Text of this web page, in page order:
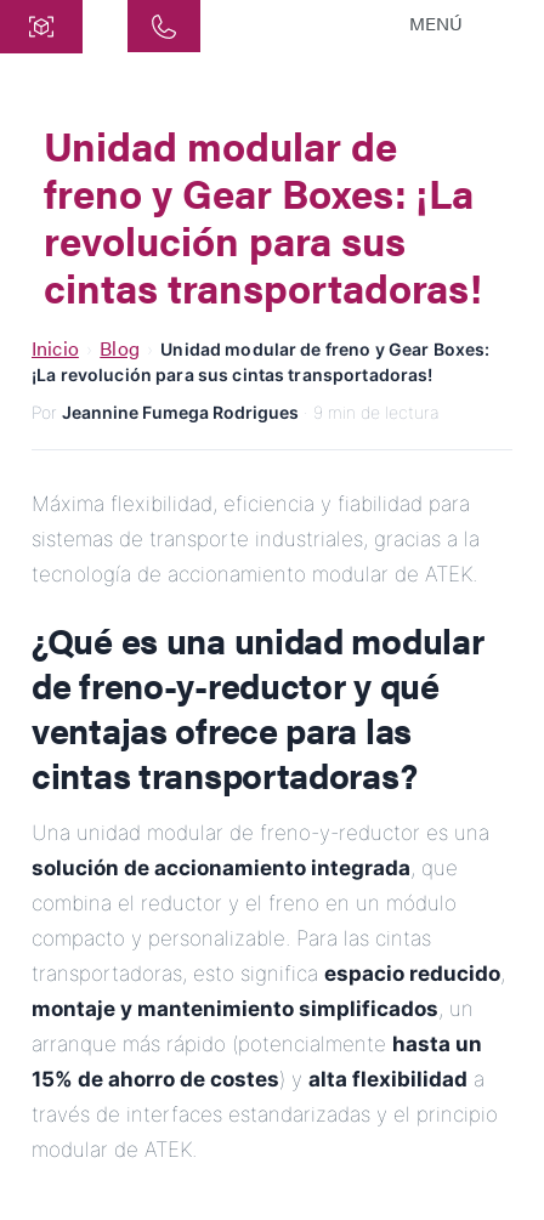
Siemensstraße 47
25462 Rellingen
info@atek.de
+49 4101 7953-0
Abrir Chat
Nombre de la Empresa
Correo Electrónico
Dirección
Mensaje
Enviar Mensaje
MENÚ
Unidad modular de
freno y Gear Boxes: ¡La
revolución para sus
cintas transportadoras!
Inicio Blog
Unidad modular de freno y Gear Boxes:
¡La revolución para sus cintas transportadoras!
Por Jeannine Fumega Rodrigues · 9 min de lectura
Máxima flexibilidad, eficiencia y fiabilidad para
sistemas de transporte industriales, gracias a la
tecnología de accionamiento modular de ATEK.
¿Qué es una unidad modular
de freno-y-reductor y qué
ventajas ofrece para las
cintas transportadoras?
Una unidad modular de freno-y-reductor es una
solución de accionamiento integrada, que
combina el reductor y el freno en un módulo
compacto y personalizable. Para las cintas
transportadoras, esto significa espacio reducido,
montaje y mantenimiento simplificados, un
arranque más rápido (potencialmente hasta un
15% de ahorro de costes) y alta flexibilidad a
través de interfaces estandarizadas y el principio
modular de ATEK.